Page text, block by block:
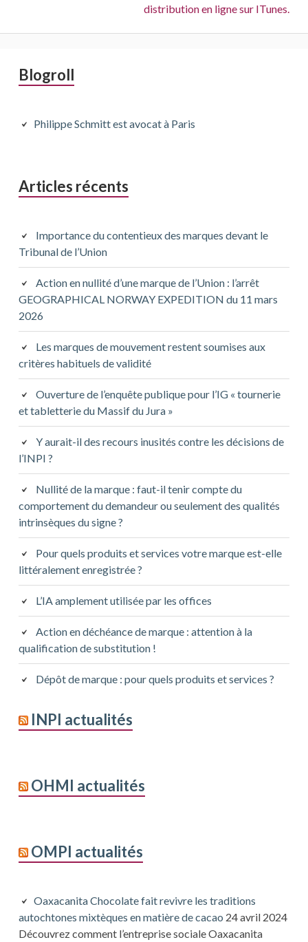
distribution en ligne sur ITunes.
Barre
principale
Blogroll
Philippe Schmitt est avocat à Paris
Articles récents
Importance du contentieux des marques devant le
Tribunal de l’Union
Action en nullité d’une marque de l’Union : l’arrêt
GEOGRAPHICAL NORWAY EXPEDITION du 11 mars
2026
Les marques de mouvement restent soumises aux
critères habituels de validité
Ouverture de l’enquête publique pour l’IG « tournerie
et tabletterie du Massif du Jura »
Y aurait-il des recours inusités contre les décisions de
l’INPI ?
Nullité de la marque : faut-il tenir compte du
comportement du demandeur ou seulement des qualités
intrinsèques du signe ?
Pour quels produits et services votre marque est-elle
littéralement enregistrée ?
L’IA amplement utilisée par les offices
Action en déchéance de marque : attention à la
qualification de substitution !
Dépôt de marque : pour quels produits et services ?
INPI actualités
OHMI actualités
OMPI actualités
Oaxacanita Chocolate fait revivre les traditions
autochtones mixtèques en matière de cacao 24 avril 2024
Découvrez comment l’entreprise sociale Oaxacanita